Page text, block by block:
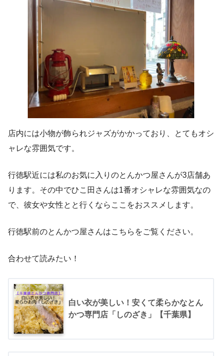
店内には小物が飾られジャズがかかっており、とてもオシ
ャレな雰囲気です。
行徳駅近には私のお気に入りのとんかつ屋さんが3店舗あ
ります。その中でひこ田さんは1番オシャレな雰囲気なの
で、彼女や女性とと行くならここをおススメします。
行徳駅前のとんかつ屋さんはこちらをご覧ください。
合わせて読みたい！
白い衣が美しい！安くて柔らかなとん
かつ専門店「しのざき」【千葉県】